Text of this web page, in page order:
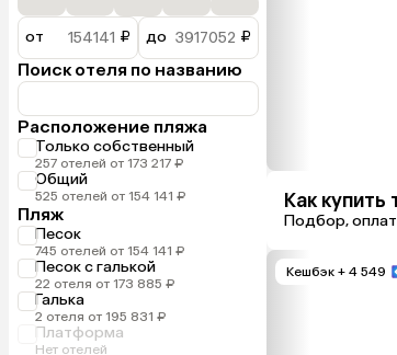
от ₽ до ₽
Поиск отеля по названию
Расположение пляжа
Только собственный
257 отелей от 173 217 ₽
Общий
525 отелей от 154 141 ₽
Пляж
Песок
745 отелей от 154 141 ₽
Песок с галькой
22 отеля от 173 885 ₽
Галька
2 отеля от 195 831 ₽
Платформа
Нет отелей
Как купить
Подбор,
Кешбэк + 4 549